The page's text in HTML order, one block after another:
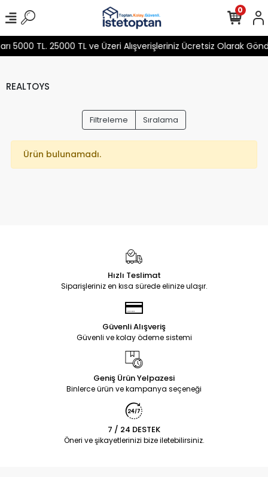
5000 TL. 25000 TL ve Üzeri Alışverişleriniz Ücretsiz Olarak
0
REALTOYS
Filtreleme Sıralama
Ürün bulunamadı.
Hızlı Teslimat
Siparişleriniz en kısa sürede elinize ulaşır.
Güvenli Alışveriş
Güvenli ve kolay ödeme sistemi
Geniş Ürün Yelpazesi
Binlerce ürün ve kampanya seçeneği
7 / 24 DESTEK
Öneri ve şikayetlerinizi bize iletebilirsiniz.